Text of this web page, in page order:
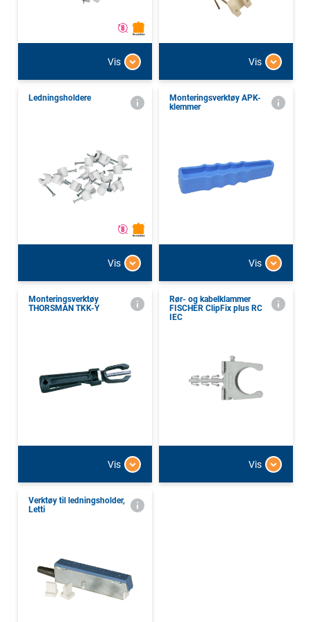
Vis Vis
Ledningsholdere
Vis
Monteringsverktøy APK-
klemmer
Vis
Monteringsverktøy
THORSMAN TKK-Y
Vis
Rør- og kabelklammer
FISCHER ClipFix plus RC
IEC
Vis
Verktøy til ledningsholder,
Letti